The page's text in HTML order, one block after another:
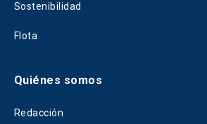
Sostenibilidad
Flota
Quiénes somos
Redacción